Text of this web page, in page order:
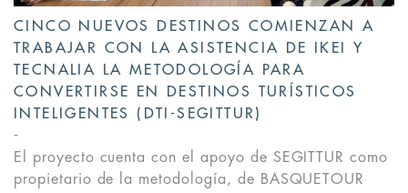
CINCO NUEVOS DESTINOS COMIENZAN A
TRABAJAR CON LA ASISTENCIA DE IKEI Y
TECNALIA LA METODOLOGÍA PARA
CONVERTIRSE EN DESTINOS TURÍSTICOS
INTELIGENTES (DTI-SEGITTUR)
El proyecto cuenta con el apoyo de SEGITTUR como
propietario de la metodología, de BASQUETOUR